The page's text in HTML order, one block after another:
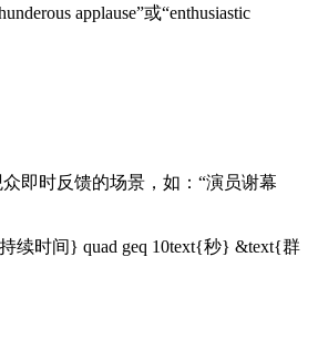
applause”或“enthusiastic
即时反馈的场景，如：“演员谢幕
续时间} quad geq 10text{秒} &text{群